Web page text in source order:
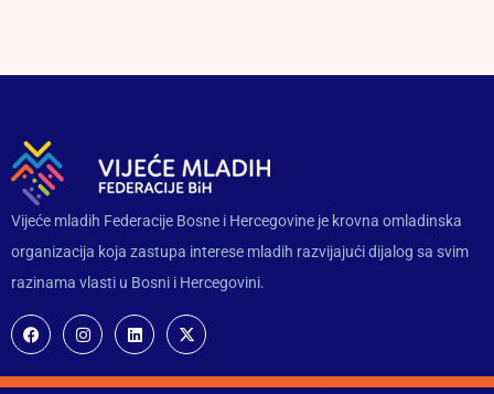
Vijeće mladih Federacije Bosne i Hercegovine je krovna omladinska
organizacija koja zastupa interese mladih razvijajući dijalog sa svim
razinama vlasti u Bosni i Hercegovini.